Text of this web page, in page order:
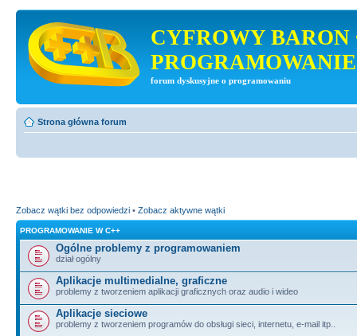
CYFROWY BARON
PROGRAMOWANIE
forum dyskusyjne o programowaniu
Strona główna forum
Zobacz wątki bez odpowiedzi • Zobacz aktywne wątki
PROGRAMOWANIE W C++
Ogólne problemy z programowaniem
dział ogólny
Aplikacje multimedialne, graficzne
problemy z tworzeniem aplikacji graficznych oraz audio i wideo
Aplikacje sieciowe
problemy z tworzeniem programów do obsługi sieci, internetu, e-mail itp..